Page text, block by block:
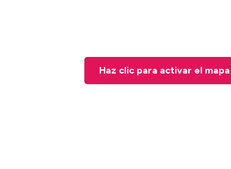
Haz clic para activar el mapa